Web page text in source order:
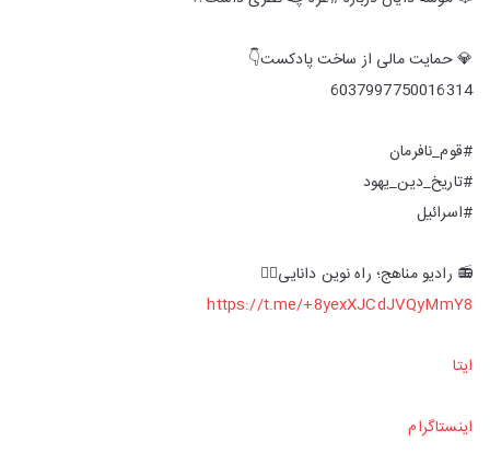
💎 حمایت مالی از ساخت پادکست👇
6037997750016314
#قوم_نافرمان
#تاریخ_دین_یهود
#اسرائیل
📻 رادیو مناهج؛ راه نوین دانایی👇🏻
https://t.me/+8yexXJCdJVQyMmY8
ایتا
اینستاگرام